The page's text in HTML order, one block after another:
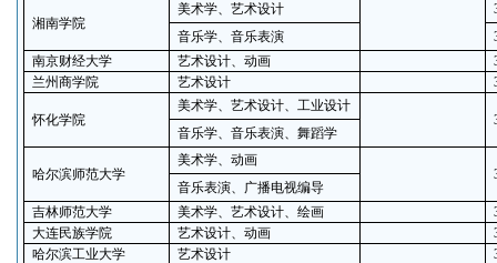
湘南学院
美术学、艺术设计
音乐学、音乐表演
南京财经大学
艺术设计、动画
兰州商学院
艺术设计
怀化学院
美术学、艺术设计、工业设计
音乐学、音乐表演、舞蹈学
哈尔滨师范大学
美术学、动画
音乐表演、广播电视编导
吉林师范大学
美术学、艺术设计、绘画
大连民族学院
艺术设计、动画
哈尔滨工业大学
艺术设计